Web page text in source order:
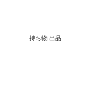
持ち物 出品